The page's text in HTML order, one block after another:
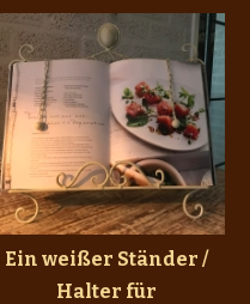
Ein weißer Ständer /
Halter für